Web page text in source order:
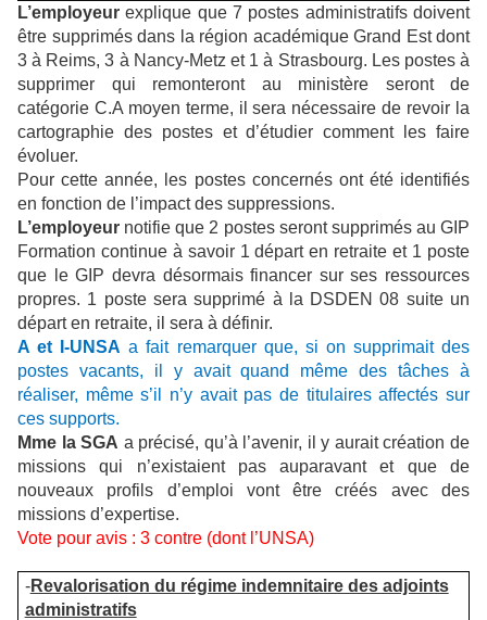
L’employeur explique que 7 postes administratifs doivent
être supprimés dans la région académique Grand Est dont
3 à Reims, 3 à Nancy-Metz et 1 à Strasbourg. Les postes à
supprimer qui remonteront au ministère seront de
catégorie C.A moyen terme, il sera nécessaire de revoir la
cartographie des postes et d’étudier comment les faire
évoluer.
Pour cette année, les postes concernés ont été identifiés
en fonction de l’impact des suppressions.
L’employeur notifie que 2 postes seront supprimés au GIP
Formation continue à savoir 1 départ en retraite et 1 poste
que le GIP devra désormais financer sur ses ressources
propres. 1 poste sera supprimé à la DSDEN 08 suite un
départ en retraite, il sera à définir.
A et I-UNSA a fait remarquer que, si on supprimait des
postes vacants, il y avait quand même des tâches à
réaliser, même s’il n’y avait pas de titulaires affectés sur
ces supports.
Mme la SGA a précisé, qu’à l’avenir, il y aurait création de
missions qui n’existaient pas auparavant et que de
nouveaux profils d’emploi vont être créés avec des
missions d’expertise.
Vote pour avis : 3 contre (dont l’UNSA)
-Revalorisation du régime indemnitaire des adjoints
administratifs